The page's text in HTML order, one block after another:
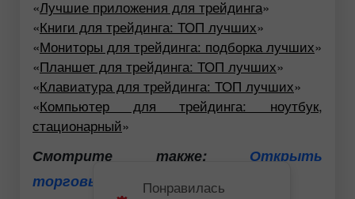
«Лучшие приложения для трейдинга»
«Книги для трейдинга: ТОП лучших»
«Мониторы для трейдинга: подборка лучших»
«Планшет для трейдинга: ТОП лучших»
«Клавиатура для трейдинга: ТОП лучших»
«Компьютер для трейдинга: ноутбук,
стационарный»
Смотрите также: Открыть
торговый счет уже сейчас
Понравилась